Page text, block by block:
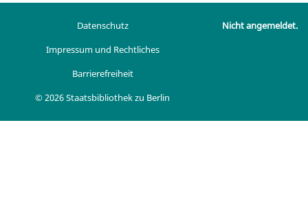
Datenschutz
Impressum und Rechtliches
Barrierefreiheit
© 2026 Staatsbibliothek zu Berlin
Nicht angemeldet.